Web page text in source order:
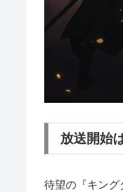
放送開始
待望の『キング